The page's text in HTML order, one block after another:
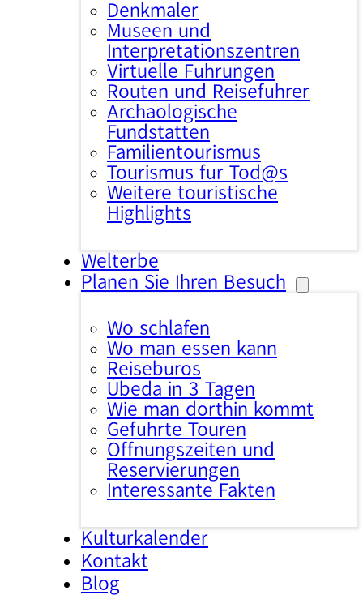
Denkmäler
Museen und
Interpretationszentren
Virtuelle Führungen
Routen und Reiseführer
Archäologische
Fundstätten
Familientourismus
Tourismus für Tod@s
Weitere touristische
Highlights
Welterbe
Planen Sie Ihren Besuch
Wo schlafen
Wo man essen kann
Reisebüros
Úbeda in 3 Tagen
Wie man dorthin kommt
Geführte Touren
Öffnungszeiten und
Reservierungen
Interessante Fakten
Kulturkalender
Kontakt
Blog